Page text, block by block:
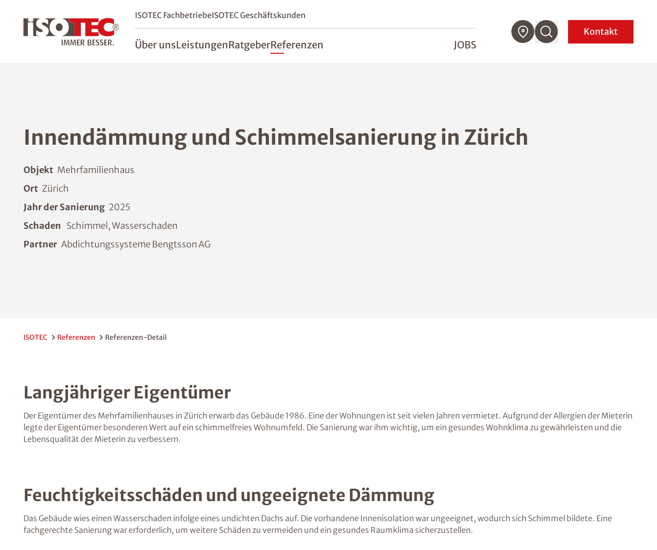
ISOTEC FachbetriebeISOTEC Geschäftskunden
Über unsLeistungenRatgeberReferenzen JOBS
Kontakt
Innendämmung und Schimmelsanierung in Zürich
Objekt Mehrfamilienhaus
Ort Zürich
Jahr der Sanierung 2025
Schaden Schimmel, Wasserschaden
Partner Abdichtungssysteme Bengtsson AG
ISOTEC Referenzen Referenzen-Detail
Langjähriger Eigentümer
Der Eigentümer des Mehrfamilienhauses in Zürich erwarb das Gebäude 1986. Eine der Wohnungen ist seit vielen Jahren vermietet. Aufgrund der Allergien der Mieterin
legte der Eigentümer besonderen Wert auf ein schimmelfreies Wohnumfeld. Die Sanierung war ihm wichtig, um ein gesundes Wohnklima zu gewährleisten und die
Lebensqualität der Mieterin zu verbessern.
Feuchtigkeitsschäden und ungeeignete Dämmung
Das Gebäude wies einen Wasserschaden infolge eines undichten Dachs auf. Die vorhandene Innenisolation war ungeeignet, wodurch sich Schimmel bildete. Eine
fachgerechte Sanierung war erforderlich, um weitere Schäden zu vermeiden und ein gesundes Raumklima sicherzustellen.